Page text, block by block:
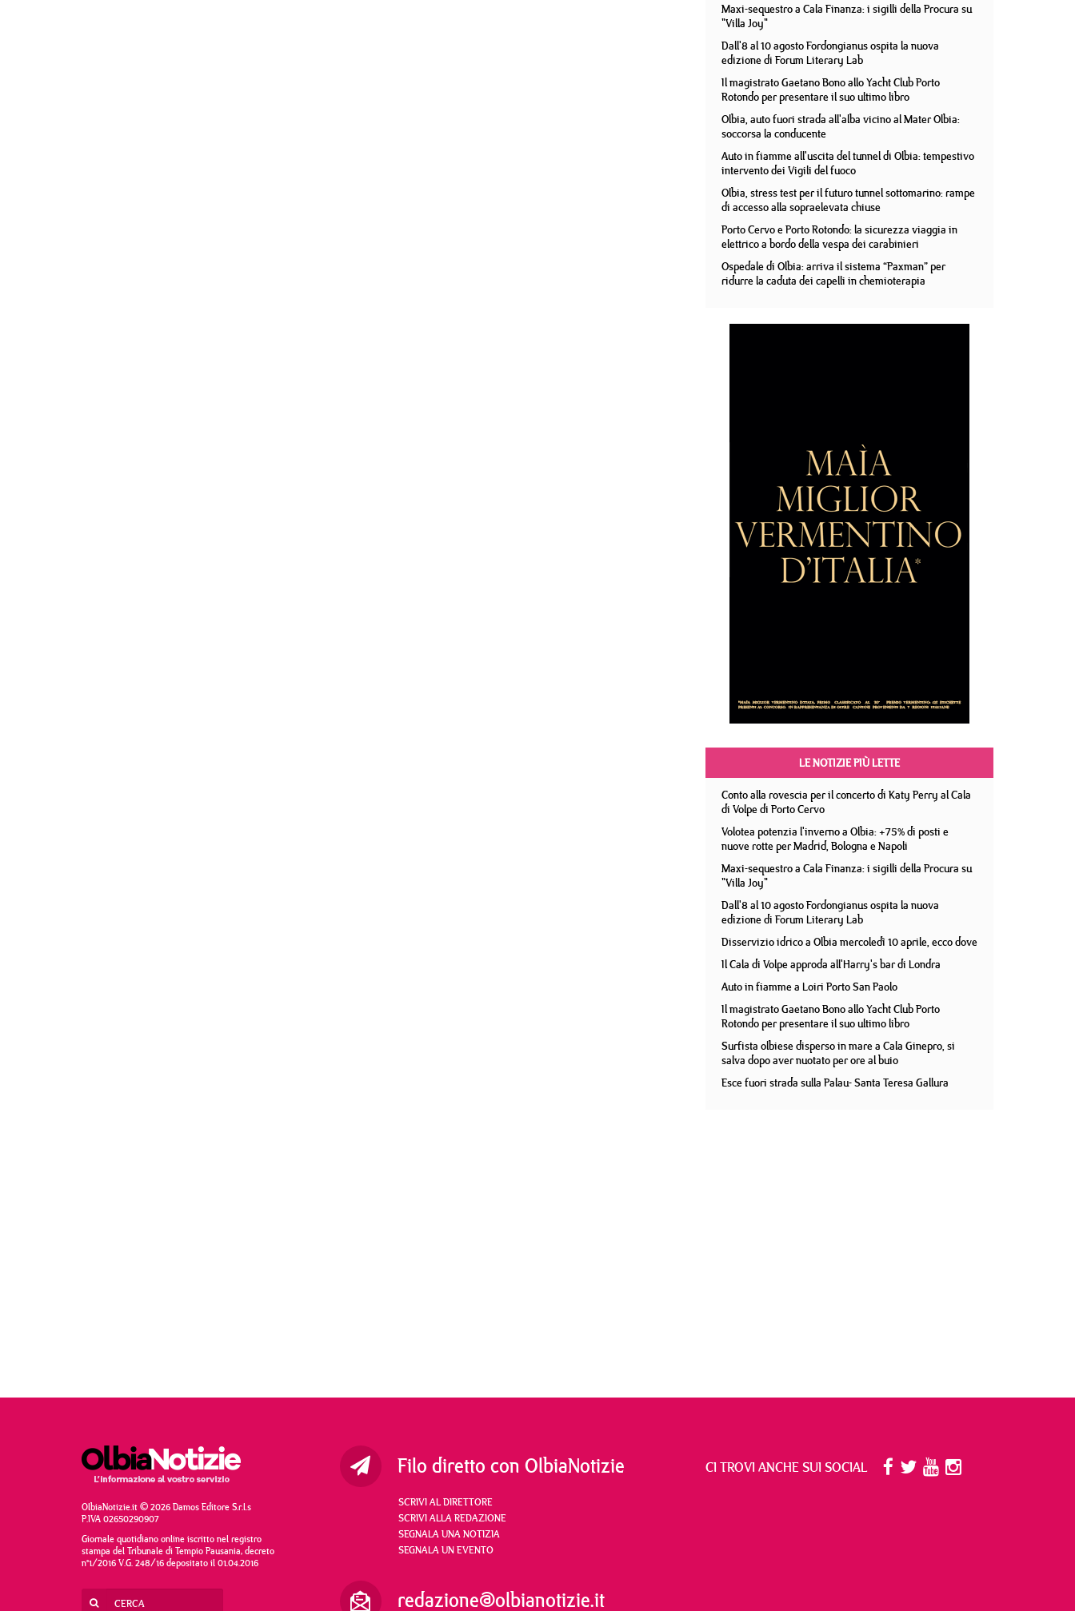
Maxi-sequestro a Cala Finanza: i sigilli della Procura su
"Villa Joy"
Dall'8 al 10 agosto Fordongianus ospita la nuova
edizione di Forum Literary Lab
Il magistrato Gaetano Bono allo Yacht Club Porto
Rotondo per presentare il suo ultimo libro
Olbia, auto fuori strada all'alba vicino al Mater Olbia:
soccorsa la conducente
Auto in fiamme all'uscita del tunnel di Olbia: tempestivo
intervento dei Vigili del fuoco
Olbia, stress test per il futuro tunnel sottomarino: rampe
di accesso alla sopraelevata chiuse
Porto Cervo e Porto Rotondo: la sicurezza viaggia in
elettrico a bordo della vespa dei carabinieri
Ospedale di Olbia: arriva il sistema “Paxman” per
ridurre la caduta dei capelli in chemioterapia
LE NOTIZIE PIÙ LETTE
Conto alla rovescia per il concerto di Katy Perry al Cala
di Volpe di Porto Cervo
Volotea potenzia l'inverno a Olbia: +75% di posti e
nuove rotte per Madrid, Bologna e Napoli
Maxi-sequestro a Cala Finanza: i sigilli della Procura su
"Villa Joy"
Dall'8 al 10 agosto Fordongianus ospita la nuova
edizione di Forum Literary Lab
Disservizio idrico a Olbia mercoledì 10 aprile, ecco dove
Il Cala di Volpe approda all'Harry's bar di Londra
Auto in fiamme a Loiri Porto San Paolo
Il magistrato Gaetano Bono allo Yacht Club Porto
Rotondo per presentare il suo ultimo libro
Surfista olbiese disperso in mare a Cala Ginepro, si
salva dopo aver nuotato per ore al buio
Esce fuori strada sulla Palau- Santa Teresa Gallura
OlbiaNotizie.it © 2026 Damos Editore S.r.l.s
P.IVA 02650290907
Giornale quotidiano online iscritto nel registro
stampa del Tribunale di Tempio Pausania, decreto
n°1/2016 V.G. 248/16 depositato il 01.04.2016
Filo diretto con OlbiaNotizie
SCRIVI AL DIRETTORE
SCRIVI ALLA REDAZIONE
SEGNALA UNA NOTIZIA
SEGNALA UN EVENTO
redazione@olbianotizie.it
CI TROVI ANCHE SUI SOCIAL